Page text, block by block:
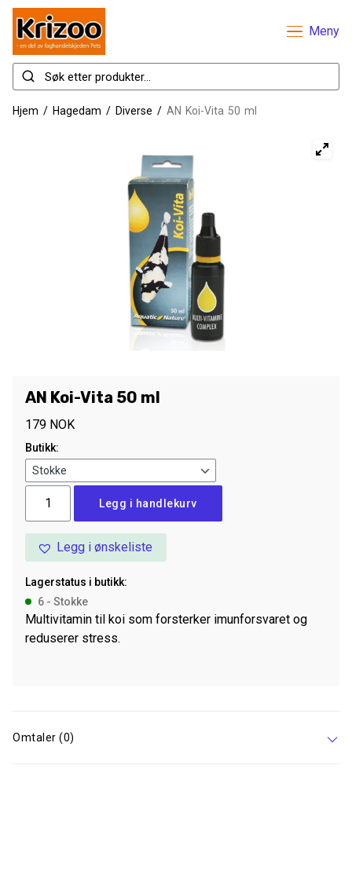
Meny
Hjem / Hagedam / Diverse / AN Koi-Vita 50 ml
AN Koi-Vita 50 ml
179 NOK
Butikk:
Vita
antall
Legg i handlekurv
Legg i ønskeliste
Lagerstatus i butikk:
6 - Stokke
Multivitamin til koi som forsterker imunforsvaret og
reduserer stress.
Omtaler (0)